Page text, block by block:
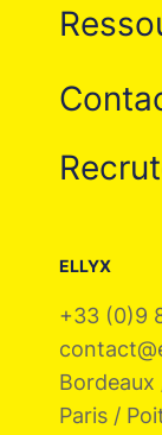
ELLYX
+33 (0)9
Bordeaux
Paris /